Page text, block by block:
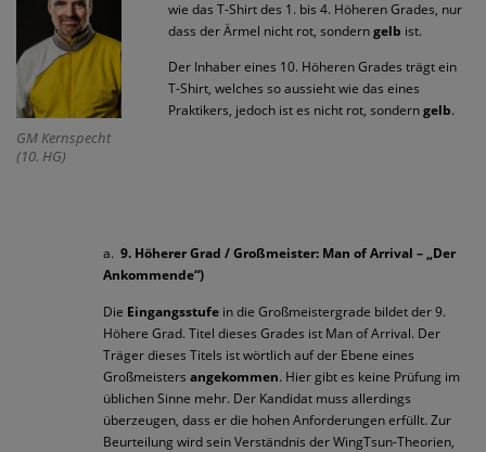
GM Kernspecht
(10. HG)
wie das T-Shirt des 1. bis 4. Höheren Grades, nur
dass der Ärmel nicht rot, sonderngelb ist.
Der Inhaber eines 10. Höheren Grades trägt ein
T-Shirt, welches so aussieht wie das eines
Praktikers, jedoch ist es nicht rot, sonderngelb.
a. 9. Höherer Grad / Großmeister: Man of Arrival – „Der
Ankommende“)
Die Eingangsstufe in die Großmeistergrade bildet der 9.
Höhere Grad. Titel dieses Grades ist Man of Arrival. Der
Träger dieses Titels ist wörtlich auf der Ebene eines
Großmeisters angekommen. Hier gibt es keine Prüfung im
üblichen Sinne mehr. Der Kandidat muss allerdings
überzeugen, dass er die hohen Anforderungen erfüllt. Zur
Beurteilung wird sein Verständnis der WingTsun-Theorien,